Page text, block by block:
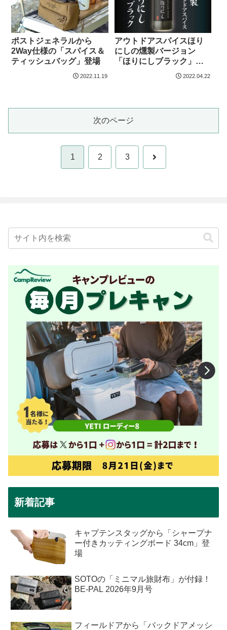
ポストジェネラルから
2Way仕様の「スパイス＆
ティッシュバッグ」登場
2022.11.19
アウトドアスパイスほり
にしの燻製バージョン
「ほりにしブラック」登
2022.04.22
次のページ
1 2 3 次
新着記事
キャプテンスタッグから「シャープナ
ー付きカッティングボード 34cm」登
場
SOTOの「ミニマル旅財布」が付録！
BE-PAL 2026年9月号
フィールドアから「バックドアメッシ